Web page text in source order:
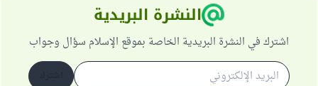
النشرة البريدية
اشترك في النشرة البريدية الخاصة بموقع الإسلام سؤال وجواب